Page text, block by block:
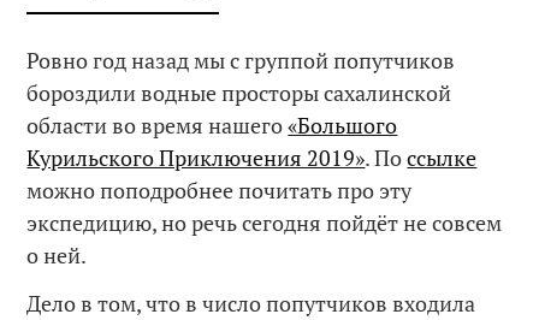
Ровно год назад мы с группой попутчиков
бороздили водные просторы сахалинской
области во время нашего«Большого
Курильского Приключения 2019». Поссылке
можно поподробнее почитать про эту
экспедицию, но речь сегодня пойдёт не совсем
о ней.
Дело в том, что в число попутчиков входила